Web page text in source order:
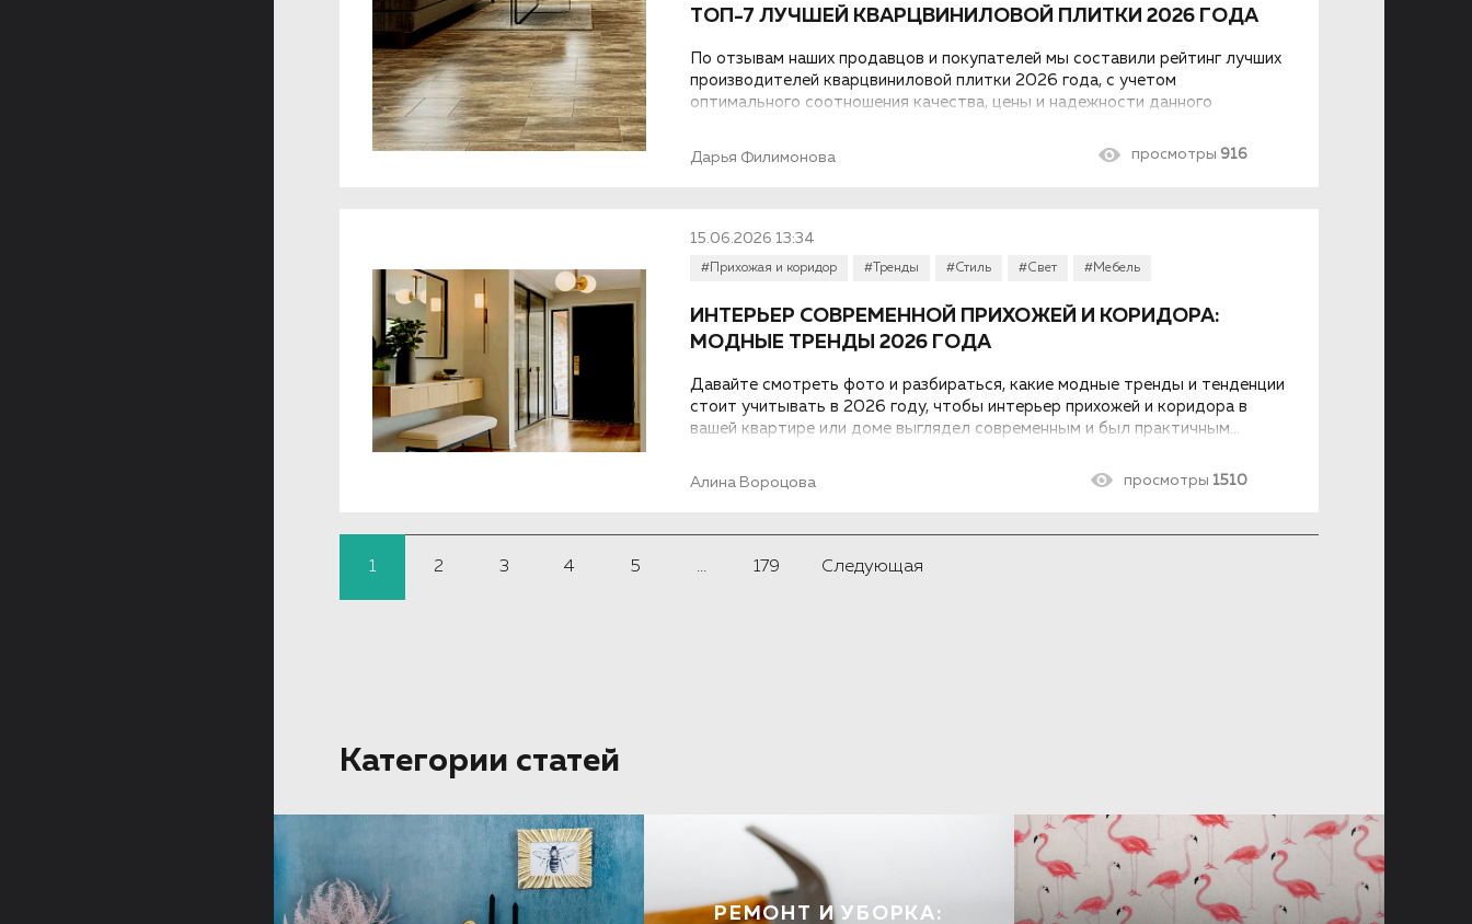
ТОП-7 ЛУЧШЕЙ КВАРЦВИНИЛОВОЙ ПЛИТКИ 2026 ГОДА
По отзывам наших продавцов и покупателей мы составили рейтинг лучших
производителей кварцвиниловой плитки 2026 года, с учетом
оптимального соотношения качества, цены и надежности данного
Дарья Филимонова просмотры 916
15.06.2026 13:34
#Прихожая и коридор #Тренды #Стиль #Свет #Мебель
ИНТЕРЬЕР СОВРЕМЕННОЙ ПРИХОЖЕЙ И КОРИДОРА:
МОДНЫЕ ТРЕНДЫ 2026 ГОДА
Давайте смотреть фото и разбираться, какие модные тренды и тенденции
стоит учитывать в 2026 году, чтобы интерьер прихожей и коридора в
вашей квартире или доме выглядел современным и был практичным...
Алина Вороцова просмотры 1510
1 2 3 4 5 ... 179 Следующая
Категории статей
РЕМОНТ И УБОРКА: